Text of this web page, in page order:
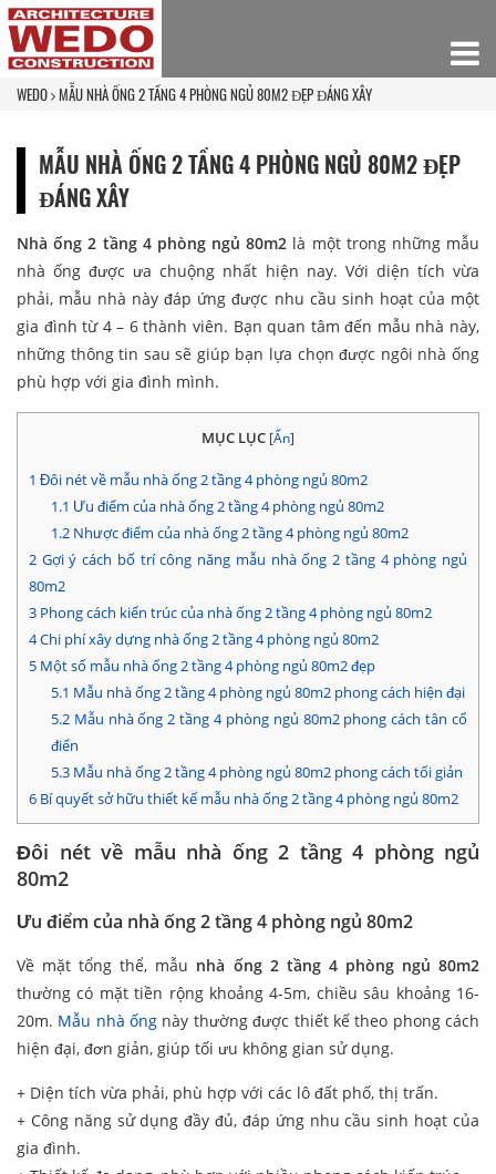
WEDO MẪU NHÀ ỐNG 2 TẦNG 4 PHÒNG NGỦ 80M2 ĐẸP ĐÁNG XÂY
MẪU NHÀ ỐNG 2 TẦNG 4 PHÒNG NGỦ 80M2 ĐẸP
ĐÁNG XÂY
Nhà ống 2 tầng 4 phòng ngủ 80m2 là một trong những mẫu
nhà ống được ưa chuộng nhất hiện nay. Với diện tích vừa
phải, mẫu nhà này đáp ứng được nhu cầu sinh hoạt của một
gia đình từ 4 – 6 thành viên. Bạn quan tâm đến mẫu nhà này,
những thông tin sau sẽ giúp bạn lựa chọn được ngôi nhà ống
phù hợp với gia đình mình.
MỤC LỤC [Ẩn]
1 Đôi nét về mẫu nhà ống 2 tầng 4 phòng ngủ 80m2
1.1 Ưu điểm của nhà ống 2 tầng 4 phòng ngủ 80m2
1.2Nhược điểm của nhà ống 2 tầng 4 phòng ngủ 80m2
2 Gợi ý cách bố trí công năng mẫu nhà ống 2 tầng 4 phòng ngủ
80m2
3 Phong cách kiến trúc của nhà ống 2 tầng 4 phòng ngủ 80m2
4Chi phí xây dựng nhà ống 2 tầng 4 phòng ngủ 80m2
5 Một số mẫu nhà ống 2 tầng 4 phòng ngủ 80m2 đẹp
5.1 Mẫu nhà ống 2 tầng 4 phòng ngủ 80m2 phong cách hiện đại
5.2Mẫu nhà ống 2 tầng 4 phòng ngủ 80m2 phong cách tân cổ
điển
5.3Mẫu nhà ống 2 tầng 4 phòng ngủ 80m2 phong cách tối giản
6 Bí quyết sở hữu thiết kế mẫu nhà ống 2 tầng 4 phòng ngủ 80m2
Đôi nét về mẫu nhà ống 2 tầng 4 phòng ngủ
80m2
Ưu điểm của nhà ống 2 tầng 4 phòng ngủ 80m2
Về mặt tổng thể, mẫu nhà ống 2 tầng 4 phòng ngủ 80m2
thường có mặt tiền rộng khoảng 4-5m, chiều sâu khoảng 16-
20m. Mẫu nhà ống này thường được thiết kế theo phong cách
hiện đại, đơn giản, giúp tối ưu không gian sử dụng.
+ Diện tích vừa phải, phù hợp với các lô đất phố, thị trấn.
+ Công năng sử dụng đầy đủ, đáp ứng nhu cầu sinh hoạt của
gia đình.